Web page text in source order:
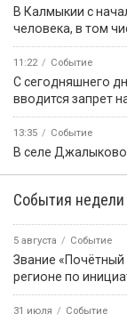
В Калмыкии с
человека, в том
11:22 Событие
С сегодняшнего
вводится запрет
13:35 Событие
В селе Джалыково
События недели
5 августа Событие
Звание «Почётный
регионе по
31 июля Событие